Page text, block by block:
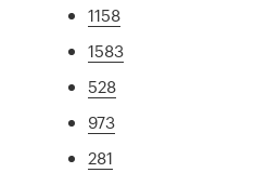
1158
1583
528
973
281